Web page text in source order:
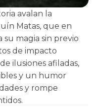
avalan la
Matas, que en
su magia sin previo
de impacto
ilusiones afiladas,
y un humor
y rompe